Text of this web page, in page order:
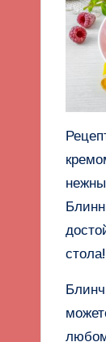
стола!